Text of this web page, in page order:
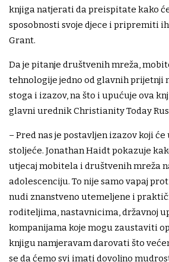
knjiga natjerati da preispitate kako
sposobnosti svoje djece i pripremiti
Grant.
Da je pitanje društvenih mreža,
tehnologije jedno od glavnih prijetnji
stoga i izazov, na što i upućuje ova
glavni urednik Christianity Today
– Pred nas je postavljen izazov koji
stoljeće. Jonathan Haidt pokazuje
utjecaj mobitela i društvenih mreža
adolescenciju. To nije samo vapaj
nudi znanstveno utemeljene i
roditeljima, nastavnicima, državnoj
kompanijama koje mogu zaustaviti
knjigu namjeravam darovati što
se da ćemo svi imati dovoljno